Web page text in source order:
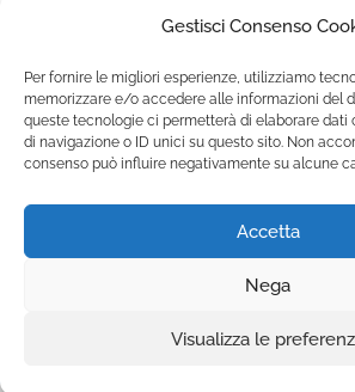
Gestisci Consenso
Per fornire le migliori esperienze, utilizziamo
memorizzare e/o accedere alle informazioni del
queste tecnologie ci permetterà di elaborare
di navigazione o ID unici su questo sito. Non
consenso può influire negativamente su alcune
Accetta
Nega
Visualizza le
Fondazione Marista per la Solidarietà
P.le M. Champagnat, 2 00144 Roma, Italia
| C.F. 97484360587
Política de ‘cookies’